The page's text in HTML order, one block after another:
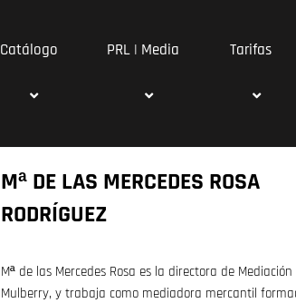
Catálogo PRL | Media Tarifas
Mª DE LAS MERCEDES ROSA
RODRÍGUEZ
Mª de las Mercedes Rosa es la directora de Mediación
Mulberry, y trabaja como mediadora mercantil